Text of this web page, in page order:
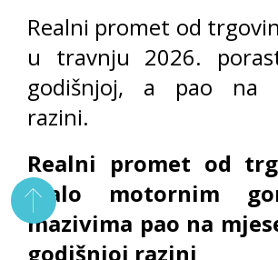
Realni promet od
u travnju 2026.
godišnjoj, a pao na
razini.
Realni promet od
malo motornim
mazivima pao na
godišnjoj razini